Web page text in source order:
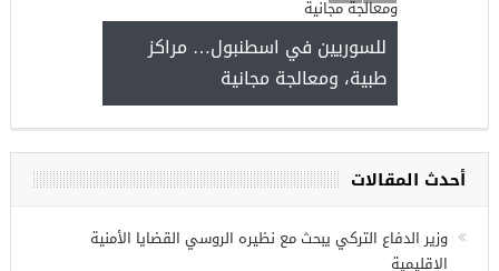
للسوريين في
مجموعة فرص عمل للسوريين في
أحدث المقالات